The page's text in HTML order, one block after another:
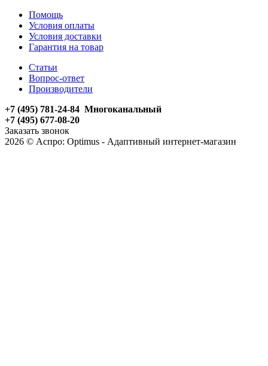
Помощь
Условия оплаты
Условия доставки
Гарантия на товар
Статьи
Вопрос-ответ
Производители
+7 (495) 781-24-84 Многоканальный
+7 (495) 677-08-20
Заказать звонок
2026 © Аспро: Optimus - Адаптивный интернет-магазин